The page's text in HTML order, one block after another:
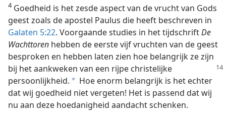
4Goedheid is het zesde aspect van de vrucht van Gods
geest zoals de apostel Paulus die heeft beschreven in
Galaten 5:22. Voorgaande studies in het tijdschriftDe
Wachttoren hebben de eerste vijf vruchten van de geest
besproken en hebben laten zien hoe belangrijk ze zijn
bij het aankweken van een rijpe christelijke
persoonlijkheid. a Hoe enorm belangrijk is het echter
dat wij goedheid niet vergeten! Het is passend dat wij
nu aan deze hoedanigheid aandacht schenken.